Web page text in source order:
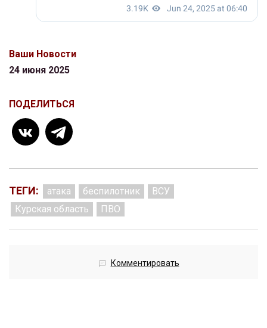
Ваши Новости
24 июня 2025
ПОДЕЛИТЬСЯ
ТЕГИ: атака беспилотник
ВСУ
Курская область
ПВО
Комментировать